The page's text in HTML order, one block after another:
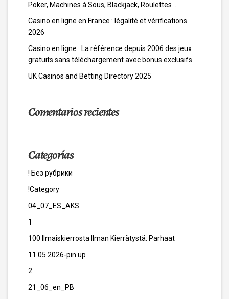
Poker, Machines à Sous, Blackjack, Roulettes ..
Casino en ligne en France : légalité et vérifications
2026
Casino en ligne : La référence depuis 2006 des jeux
gratuits sans téléchargement avec bonus exclusifs
UK Casinos and Betting Directory 2025
Comentarios recientes
Categorías
! Без рубрики
!Category
04_07_ES_AKS
1
100 Ilmaiskierrosta Ilman Kierrätystä: Parhaat
11.05.2026-pin up
2
21_06_en_PB